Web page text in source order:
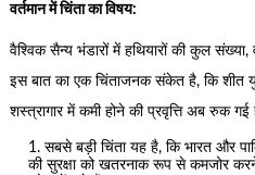
वर्तमान में चिंता का विषय:
वैश्विक सैन्य भंडारों में हथियारों की कुल संख्या,
इस बात का एक चिंताजनक संकेत है, कि शीत
शस्त्रागार में कमी होने की प्रवृत्ति अब रुक गई
सबसे बड़ी चिंता यह है, कि भारत और
की सुरक्षा को खतरनाक रूप से कमजोर करने